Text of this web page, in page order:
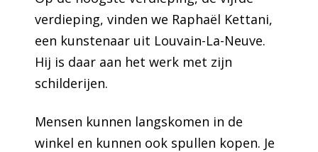
verdieping, vinden we Raphaël Kettani,
een kunstenaar uit Louvain-La-Neuve.
Hij is daar aan het werk met zijn
schilderijen.
Mensen kunnen langskomen in de
winkel en kunnen ook spullen kopen. Je